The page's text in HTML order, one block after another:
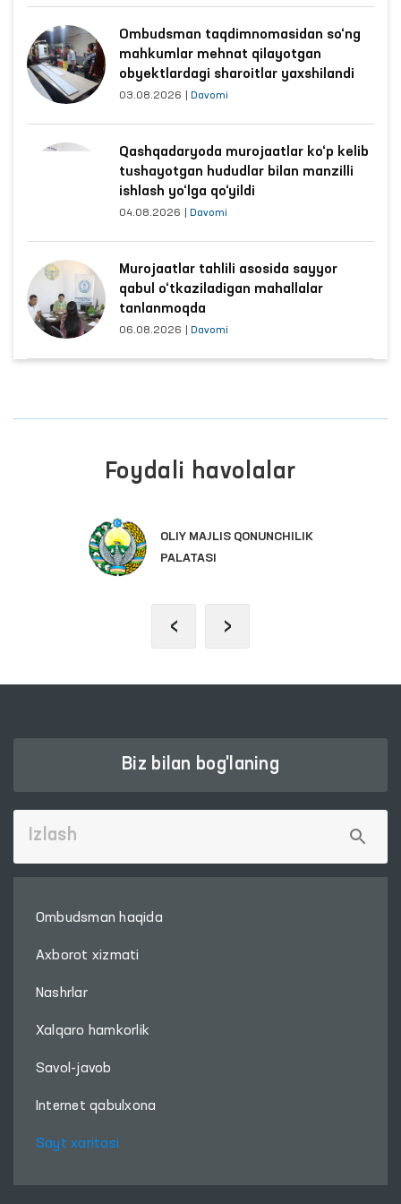
Ombudsman taqdimnomasidan so‘ng
mahkumlar mehnat qilayotgan
obyektlardagi sharoitlar yaxshilandi
03.08.2026 Davomi
Qashqadaryoda murojaatlar ko‘p kelib
tushayotgan hududlar bilan manzilli
ishlash yo‘lga qo‘yildi
04.08.2026 Davomi
Murojaatlar tahlili asosida sayyor
qabul o‘tkaziladigan mahallalar
tanlanmoqda
06.08.2026 Davomi
Foydali havolalar
OLIY MAJLIS QONUNCHILIK
PALATASI
‹ ›
Biz bilan bog'laning
Ombudsman haqida
Axborot xizmati
Nashrlar
Xalqaro hamkorlik
Savol-javob
Internet qabulxona
Sayt xaritasi